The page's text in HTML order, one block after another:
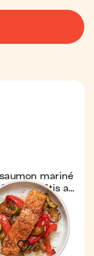
mariné
rôtis au
air-fryer
41 min 1